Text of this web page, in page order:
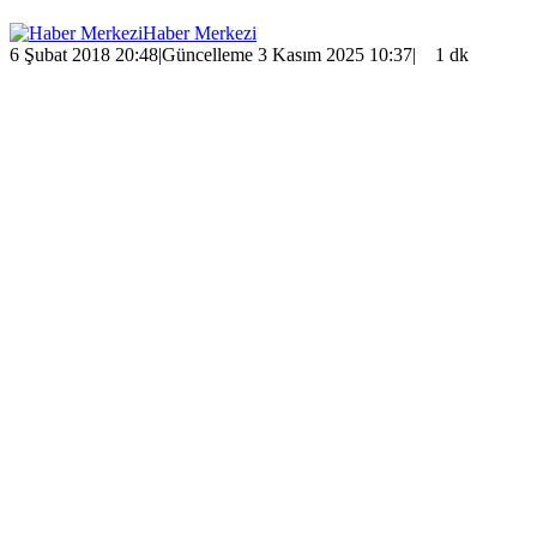
Haber Merkezi
6 Şubat 2018 20:48|Güncelleme 3 Kasım 2025 10:37| 1 dk